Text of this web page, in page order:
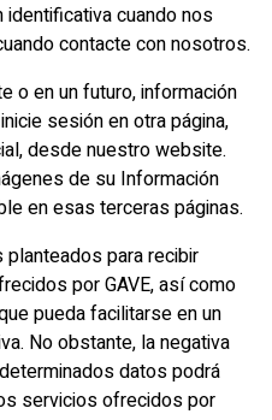
cuando nos
contacte con nosotros.
o en un futuro, información
sesión en otra página,
desde nuestro website.
de su Información
en esas terceras páginas.
para recibir
por GAVE, así como
pueda facilitarse en un
No obstante, la negativa
datos podrá
servicios ofrecidos por